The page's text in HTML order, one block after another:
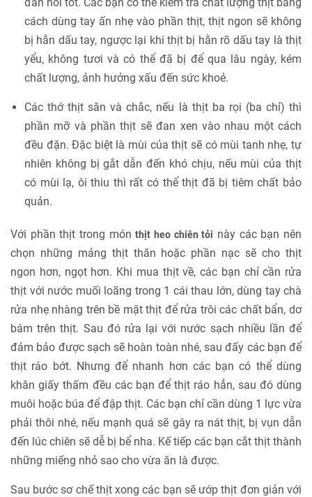
cách dùng tay ấn nhẹ vào phần thịt, thịt ngon sẽ không
bị hằn dấu tay, ngược lại khi thịt bị hằn rõ dấu tay là thịt
yểu, không tươi và có thể đã bị để qua lâu ngày, kém
chất lượng, ảnh hưởng xấu đến sức khoẻ.
Các thớ thịt săn và chắc, nếu là thịt ba rọi (ba chỉ) thì
phần mỡ và phần thịt sẽ đan xen vào nhau một cách
đều đặn. Đặc biệt là mùi của thịt sẽ có mùi tanh nhẹ, tự
nhiên không bị gắt dẫn đến khó chịu, nếu mùi của thịt
có mùi lạ, ôi thiu thì rất có thể thịt đã bị tiêm chất bảo
quản.
Với phần thịt trong mónthịt heo chiên tỏi này các bạn nên
chọn những mảng thịt thăn hoặc phần nạc sẽ cho thịt
ngon hơn, ngọt hơn. Khi mua thịt về, các bạn chỉ cần rửa
thịt với nước muối loãng trong 1 cái thau lớn, dùng tay chà
rửa nhẹ nhàng trên bề mặt thịt để rửa trôi các chất bẩn, dơ
bám trên thịt. Sau đó rửa lại với nước sạch nhiều lần để
đảm bảo được sạch sẽ hoàn toàn nhé, sau đấy các bạn để
thịt ráo bớt. Nhưng để nhanh hơn các bạn có thể dùng
khăn giấy thấm đều các bạn để thịt ráo hẳn, sau đó dùng
muôi hoặc búa để đập thịt. Các bạn chỉ cần dùng 1 lực vừa
phải thôi nhé, nếu mạnh quá sẽ gây ra nát thịt, bị vụn dẫn
đến lúc chiên sẽ dễ bị bể nha. Kế tiếp các bạn cắt thịt thành
những miếng nhỏ sao cho vừa ăn là được.
Sau bước sơ chế thịt xong các bạn sẽ ướp thịt đơn giản với